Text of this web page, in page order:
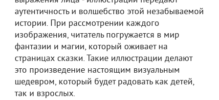
аутентичность и волшебство этой незабываемой
истории. При рассмотрении каждого
изображения, читатель погружается в мир
фантазии и магии, который оживает на
страницах сказки. Такие иллюстрации делают
это произведение настоящим визуальным
шедевром, который будет радовать как детей,
так и взрослых.